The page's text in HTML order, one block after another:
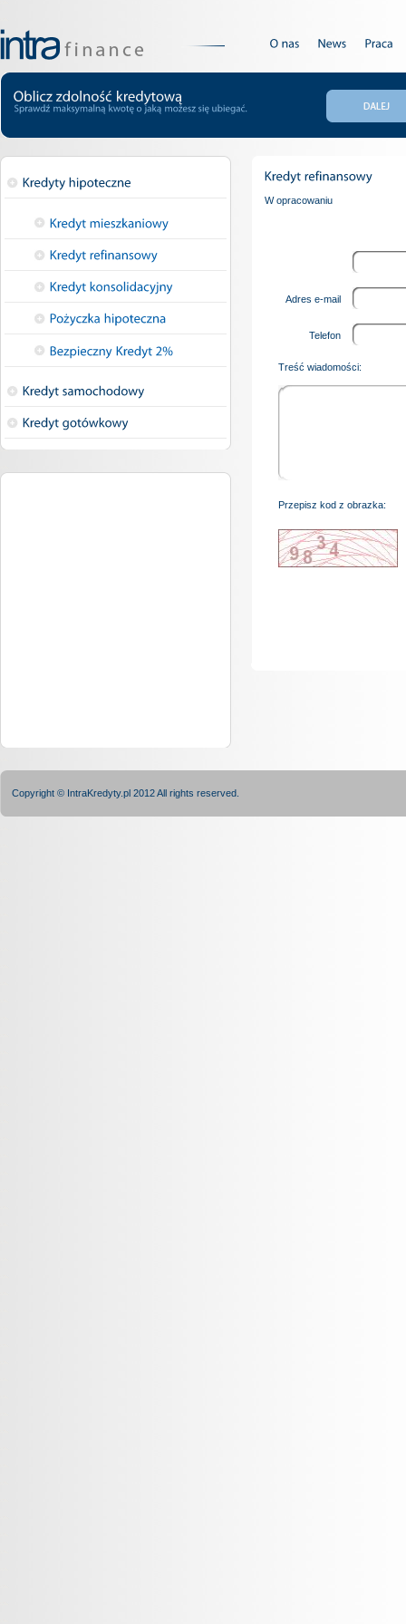
W opracowaniu
Adres e-mail
Telefon
Treść wiadomości:
Przepisz kod z obrazka:
Copyright © IntraKredyty.pl 2012 All rights reserved.